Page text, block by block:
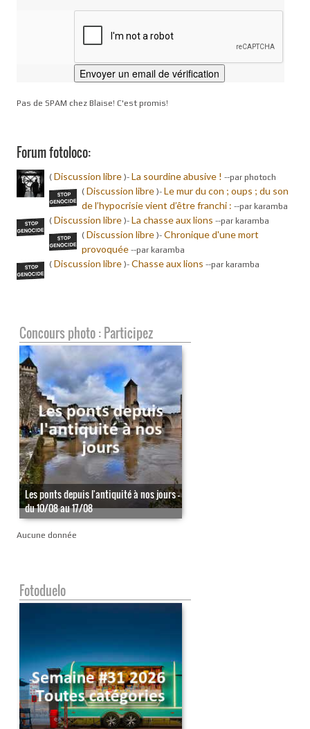
Pas de SPAM chez Blaise! C'est promis!
Forum fotoloco:
( Discussion libre )- La sourdine abusive ! --par photoch
( Discussion libre )- Le mur du con ; oups ; du son
de l’hypocrisie vient d’être franchi : --par karamba
( Discussion libre )- La chasse aux lions --par karamba
( Discussion libre )- Chronique d'une mort
provoquée --par karamba
( Discussion libre )- Chasse aux lions --par karamba
Concours photo : Participez
Les ponts depuis l'antiquité à nos jours -
du 10/08 au 17/08
Aucune donnée
Fotoduelo